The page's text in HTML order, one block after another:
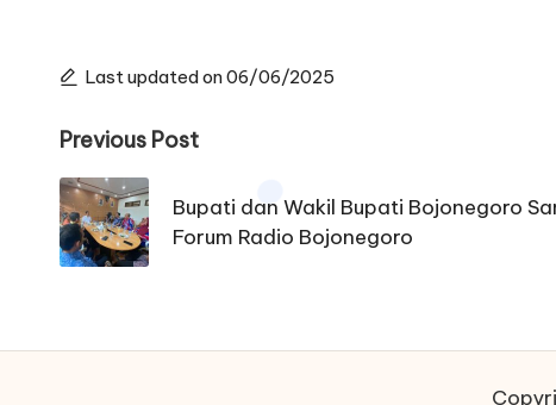
Last updated on 06/06/2025
Post
navigation
Previous Post
Bupati dan Wakil Bupati Bojonegoro
Forum Radio Bojonegoro